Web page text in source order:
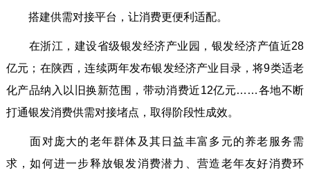
搭建供需对接平台，让消费更便利适配。
在浙江，建设省级银发经济产业园，银发经济产值近28
亿元；在陕西，连续两年发布银发经济产业目录，将9类适老
化产品纳入以旧换新范围，带动消费近12亿元……各地不断
打通银发消费供需对接堵点，取得阶段性成效。
面对庞大的老年群体及其日益丰富多元的养老服务需
求，如何进一步释放银发消费潜力、营造老年友好消费环